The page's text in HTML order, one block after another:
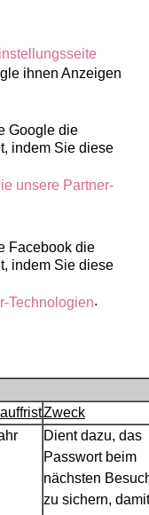
ihnen Anzeigen
Google die
indem Sie diese
unsere Partner-
Facebook die
indem Sie diese
Technologien.
Zweck
Dient dazu, das
Passwort beim
nächsten
zu sichern, damit